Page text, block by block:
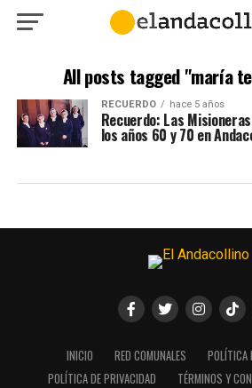
All posts tagged "maría
RECUERDO hace 5 años
Recuerdo: Las
los años 60 y 70 en
INICIO RED COMUNALES
POLÍTICA
POLÍTICA DE PRIVACIDAD
TÉRMINOS Y